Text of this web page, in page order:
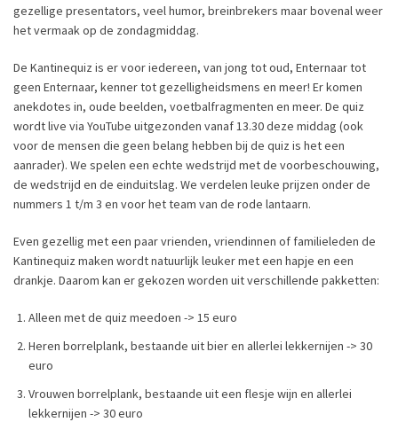
gezellige presentators, veel humor, breinbrekers maar bovenal weer
het vermaak op de zondagmiddag.
De Kantinequiz is er voor iedereen, van jong tot oud, Enternaar tot
geen Enternaar, kenner tot gezelligheidsmens en meer! Er komen
anekdotes in, oude beelden, voetbalfragmenten en meer. De quiz
wordt live via YouTube uitgezonden vanaf 13.30 deze middag (ook
voor de mensen die geen belang hebben bij de quiz is het een
aanrader). We spelen een echte wedstrijd met de voorbeschouwing,
de wedstrijd en de einduitslag. We verdelen leuke prijzen onder de
nummers 1 t/m 3 en voor het team van de rode lantaarn.
Even gezellig met een paar vrienden, vriendinnen of familieleden de
Kantinequiz maken wordt natuurlijk leuker met een hapje en een
drankje. Daarom kan er gekozen worden uit verschillende pakketten:
Alleen met de quiz meedoen -> 15 euro
Heren borrelplank, bestaande uit bier en allerlei lekkernijen -> 30
euro
Vrouwen borrelplank, bestaande uit een flesje wijn en allerlei
lekkernijen -> 30 euro